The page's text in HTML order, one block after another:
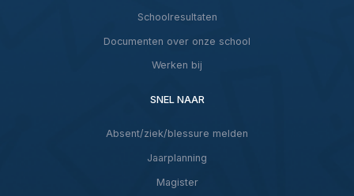
Schoolresultaten
Documenten over onze school
Werken bij
SNEL NAAR
Absent/ziek/blessure melden
Jaarplanning
Magister